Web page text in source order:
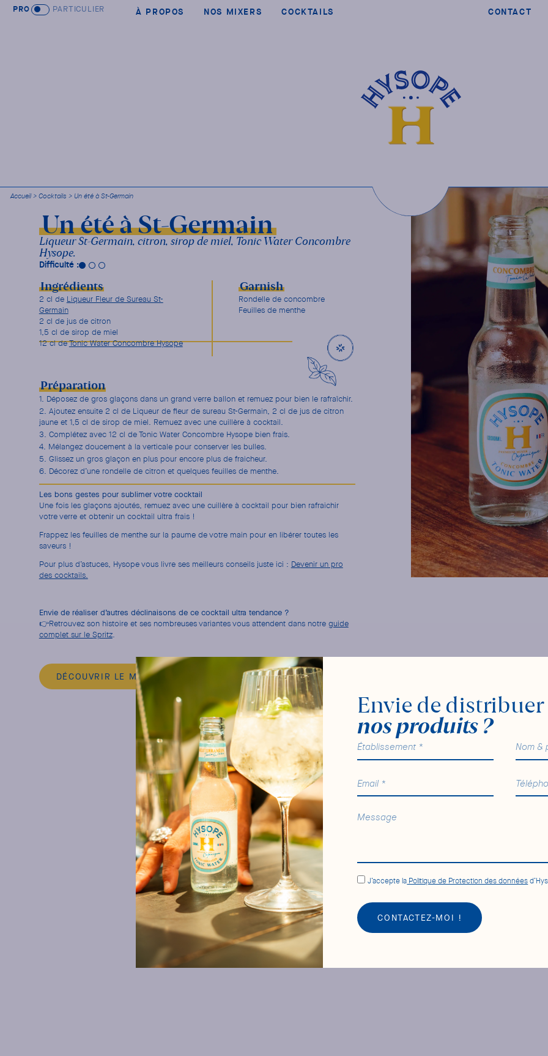
PRO PARTICULIER À PROPOS NOS MIXERS COCKTAILS CONTACT
Accueil> Cocktails > Un été à St-Germain
Un été à St-Germain
Liqueur St-Germain, citron, sirop de miel, Tonic Water Concombre
Hysope.
Difficulté :
Ingrédients
2 cl de Liqueur Fleur de Sureau St-
Germain
2 cl de jus de citron
1,5 cl de sirop de miel
12 cl deTonic Water Concombre Hysope
Garnish
Rondelle de concombre
Feuilles de menthe
Préparation
Déposez de gros glaçons dans un grand verre ballon et remuez pour bien le rafraîchir.
Ajoutez ensuite 2 cl de Liqueur de fleur de sureau St-Germain, 2 cl de jus de citron
jaune et 1,5 cl de sirop de miel. Remuez avec une cuillère à cocktail.
Complétez avec 12 cl de Tonic Water Concombre Hysope bien frais.
Mélangez doucement à la verticale pour conserver les bulles.
Glissez un gros glaçon en plus pour encore plus de fraicheur.
Décorez d’une rondelle de citron et quelques feuilles de menthe.
Les bons gestes pour sublimer votre cocktail
Une fois les glaçons ajoutés, remuez avec une cuillère à cocktail pour bien rafraichir
votre verre et obtenir un cocktail ultra frais !
Frappez les feuilles de menthe sur la paume de votre main pour en libérer toutes les
saveurs !
Pour plus d’astuces, Hysope vous livre ses meilleurs conseils juste ici : Devenir un pro
des cocktails.
Envie de réaliser d’autres déclinaisons de ce cocktail ultra tendance ?
👉Retrouvez son histoire et ses nombreuses variantes vous attendent dans notre guide
complet sur le Spritz.
DÉCOUVRIR LE MIXER
Envie de distribuer
nos produits ?
J’accepte la Politique de Protection des données
CONTACTEZ-MOI !